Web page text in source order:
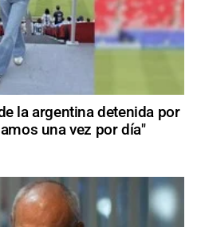
la argentina detenida por
una vez por día"